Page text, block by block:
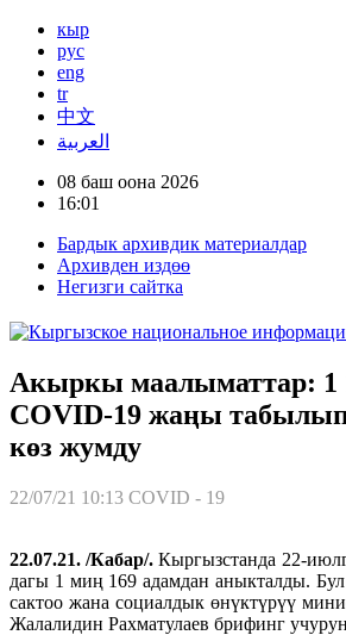
кыр
рус
eng
tr
中文
العربية
08 баш оона 2026
16:01
Бардык архивдик материалдар
Архивден издөө
Негизги сайтка
Акыркы маалыматтар: 1
COVID-19 жаңы
көз жумду
22/07/21 10:13 COVID - 19
22.07.21. /Кабар/.Кыргызстанда 22-
дагы 1 миң 169 адамдан аныкталды. Бул
сактоо жана социалдык өнүктүрүү
Жалалидин Рахматулаев брифинг